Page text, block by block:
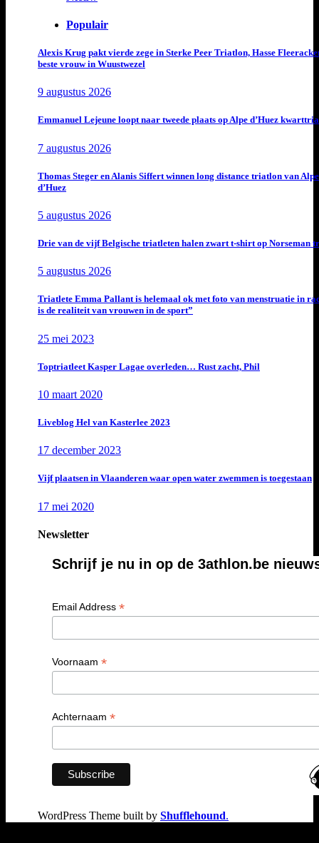
Populair
Alexis Krug pakt vierde zege in Sterke Peer Triatlon, Hasse
beste vrouw in Wuustwezel
9 augustus 2026
Emmanuel Lejeune loopt naar tweede plaats op Alpe d’Huez
7 augustus 2026
Thomas Steger en Alanis Siffert winnen long distance triatlon van Alpe
d’Huez
5 augustus 2026
Drie van de vijf Belgische triatleten halen zwart t-shirt op Norseman
5 augustus 2026
Triatlete Emma Pallant is helemaal ok met foto van menstruatie in
is de realiteit van vrouwen in de sport”
25 mei 2023
Toptriatleet Kasper Lagae overleden… Rust zacht, Phil
10 maart 2020
Liveblog Hel van Kasterlee 2023
17 december 2023
Vijf plaatsen in Vlaanderen waar open water zwemmen is toegestaan
17 mei 2020
Newsletter
Schrijf je nu in op de 3athlon.be
Email Address *
Voornaam *
Achternaam *
WordPress Theme built by Shufflehound.